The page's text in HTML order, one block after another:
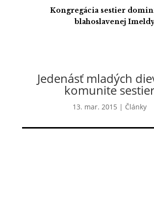
Kongregácia sestier
blahoslavenej
Jedenásť mladých
komunite
13. mar. 2015 | Články